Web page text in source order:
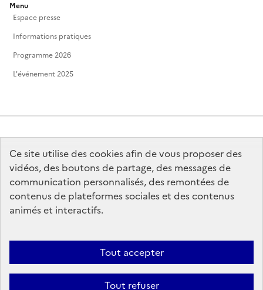
Ce site utilise des cookies afin de vous proposer des
vidéos, des boutons de partage, des messages de
communication personnalisés, des remontées de
contenus de plateformes sociales et des contenus
animés et interactifs.
Tout accepter
Tout refuser
Menu
Espace presse
Informations pratiques
Programme 2026
L'événement 2025
MINISTÈRE
DE LA CULTURE
data.gouv.fr